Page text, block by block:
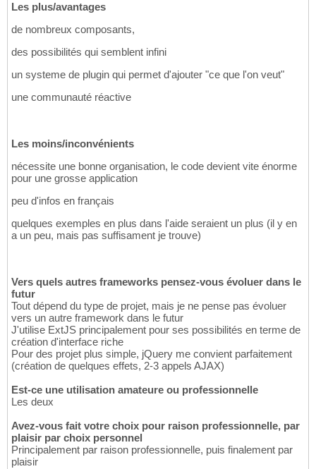
Les plus/avantages
de nombreux composants,
des possibilités qui semblent infini
un systeme de plugin qui permet d'ajouter "ce que l'on veut"
une communauté réactive
Les moins/inconvénients
nécessite une bonne organisation, le code devient vite énorme
pour une grosse application
peu d'infos en français
quelques exemples en plus dans l'aide seraient un plus (il y en
a un peu, mais pas suffisament je trouve)
Vers quels autres frameworks pensez-vous évoluer dans le
futur
Tout dépend du type de projet, mais je ne pense pas évoluer
vers un autre framework dans le futur
J'utilise ExtJS principalement pour ses possibilités en terme de
création d'interface riche
Pour des projet plus simple, jQuery me convient parfaitement
(création de quelques effets, 2-3 appels AJAX)
Est-ce une utilisation amateure ou professionnelle
Les deux
Avez-vous fait votre choix pour raison professionnelle, par
plaisir par choix personnel
Principalement par raison professionnelle, puis finalement par
plaisir